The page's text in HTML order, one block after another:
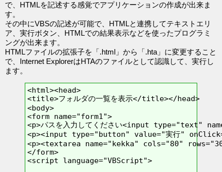
で、HTMLを記述する感覚でアプリケーションの作成が出来ま
す。
その中にVBSの記述が可能で、HTMLと連携してテキストエリ
ア、実行ボタン、HTMLでの結果表示などを使ったプログラミ
ングが出来ます。
HTMLファイルの拡張子を「.html」から「.hta」に変更すること
で、Internet ExplorerはHTAのファイルとして認識して、実行し
ます。
<html><head>
<title>フォルダの一覧を表示</title></head>
<body>
<form name="form1">
<p>パスを入力してください<input type="text"
<p><input type="button" value="実行"
<p><textarea name="kekka" cols="80"
</form>
<script language="VBScript">